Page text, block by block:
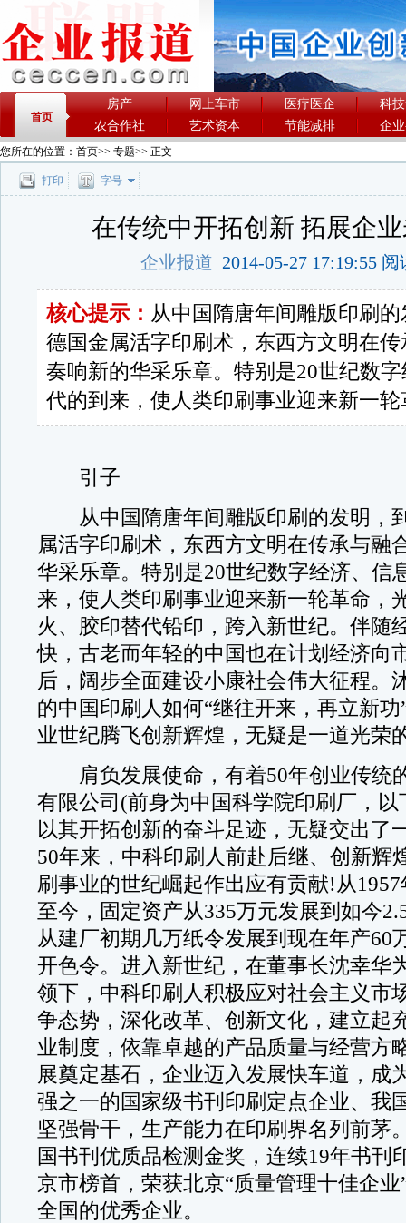
首页
房产 网上车市 医疗医企
科
农合作社
艺术资本 节能减排 企
您所在的位置： 首页>> 专题>> 正文
打印 字号
在传统中开拓创新 拓展企
企业报道 2014-05-27 17:19:55
核心提示： 从中国隋唐年间雕版印刷
德国金属活字印刷术，东西方文明在
奏响新的华采乐章。特别是20世纪数
代的到来，使人类印刷事业迎来新一轮
引子
从中国隋唐年间雕版印刷的发明，
属活字印刷术，东西方文明在传承与融
华采乐章。特别是20世纪数字经济、信
来，使人类印刷事业迎来新一轮革命，
火、胶印替代铅印，跨入新世纪。伴随
快，古老而年轻的中国也在计划经济向
后，阔步全面建设小康社会伟大征程。
的中国印刷人如何“继往开来，再立新
业世纪腾飞创新辉煌，无疑是一道光荣
肩负发展使命，有着50年创业传统
有限公司(前身为中国科学院印刷厂，
以其开拓创新的奋斗足迹，无疑交出了
50年来，中科印刷人前赴后继、创新辉
刷事业的世纪崛起作出应有贡献!从
至今，固定资产从335万元发展到如今
从建厂初期几万纸令发展到现在年产60
开色令。进入新世纪，在董事长沈幸华
领下，中科印刷人积极应对社会主义市
争态势，深化改革、创新文化，建立起
业制度，依靠卓越的产品质量与经营方
展奠定基石，企业迈入发展快车道，成
强之一的国家级书刊印刷定点企业、我
坚强骨干，生产能力在印刷界名列前茅
国书刊优质品检测金奖，连续19年书刊
京市榜首，荣获北京“质量管理十佳企
全国的优秀企业。